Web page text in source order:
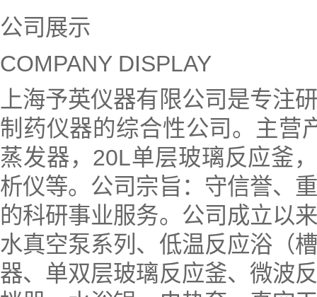
公司展示
COMPANY DISPLAY
上海予英仪器有限公司是专注
制药仪器的综合性公司。主营
蒸发器，20L单层玻璃反应釜
析仪等。公司宗旨：守信誉、
的科研事业服务。公司成立以
水真空泵系列、低温反应浴（
器、单双层玻璃反应釜、微波